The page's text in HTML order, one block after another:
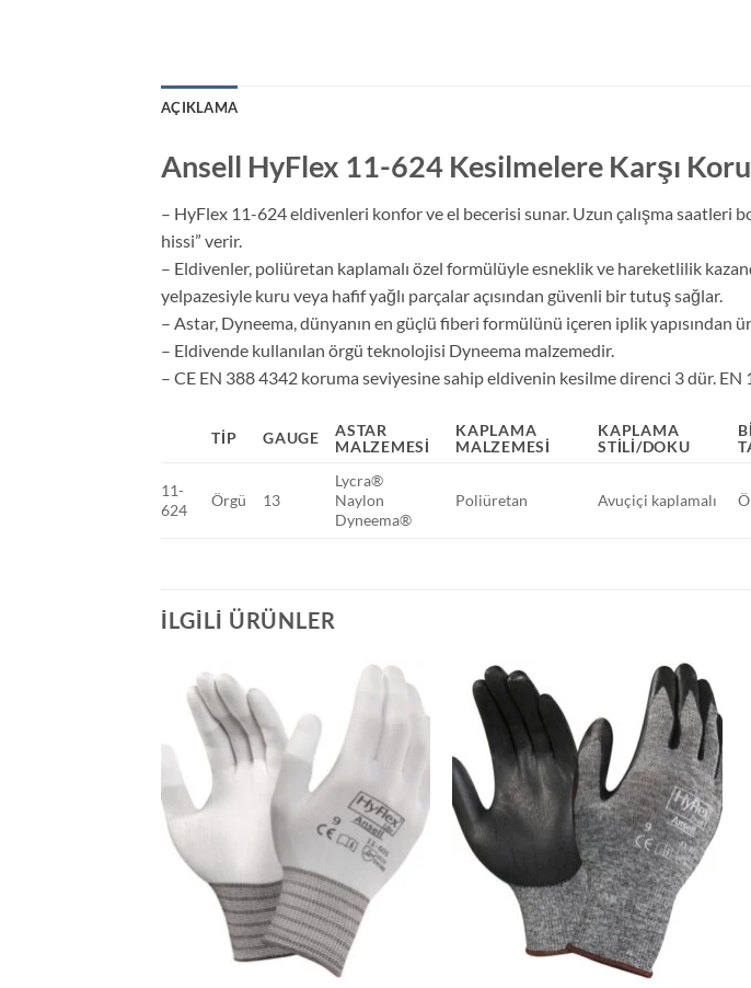
AÇIKLAMA
Ansell HyFlex 11-624 Kesilmelere Karşı
– HyFlex 11-624 eldivenleri konfor ve el becerisi sunar. Uzun çalışma saatleri
hissi” verir.
– Eldivenler, poliüretan kaplamalı özel formülüyle esneklik ve hareketlilik
yelpazesiyle kuru veya hafif yağlı parçalar açısından güvenli bir tutuş sağlar.
– Astar, Dyneema, dünyanın en güçlü fiberi formülünü içeren iplik yapısından
– Eldivende kullanılan örgü teknolojisi Dyneema malzemedir.
– CE EN 388 4342 koruma seviyesine sahip eldivenin kesilme direnci 3 dür.
TIP GAUGE
ASTAR
MALZEMESI
KAPLAMA
MALZEMESI
KAPLAMA
STILI/DOKU
11-
624
Örgü 13
Lycra®
Naylon
Dyneema®
Poliüretan Avuçiçi kaplamalı
İLGILI ÜRÜNLER